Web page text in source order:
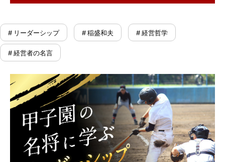
# リーダーシップ # 稲盛和夫 # 経営哲学
# 経営者の名言